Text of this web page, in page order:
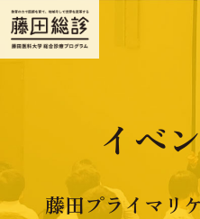
イベ
藤田プライマリ